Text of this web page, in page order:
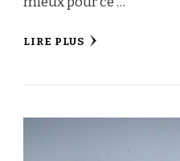
LIRE PLUS